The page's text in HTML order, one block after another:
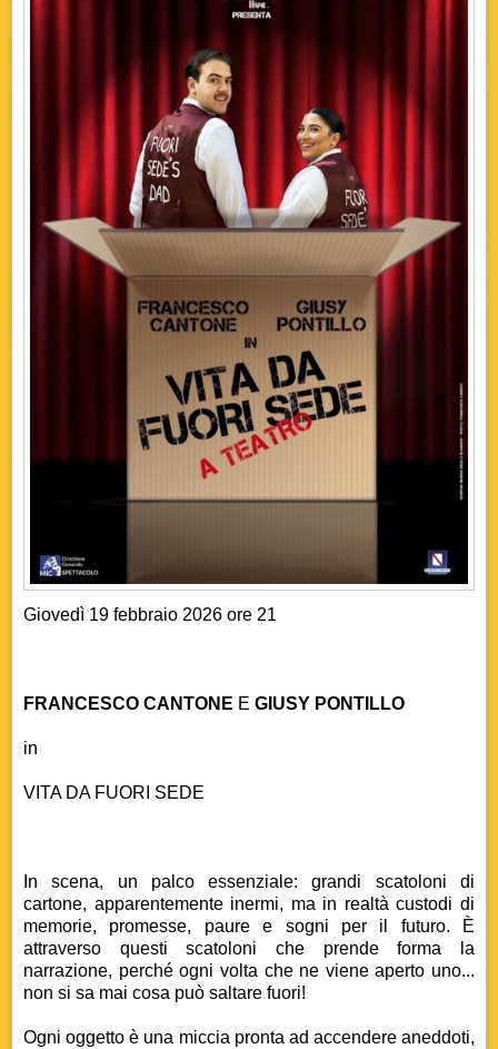
Giovedì 19 febbraio 2026 ore 21
FRANCESCO CANTONE E GIUSY PONTILLO
in
VITA DA FUORI SEDE
In scena, un palco essenziale: grandi scatoloni di
cartone, apparentemente inermi, ma in realtà custodi di
memorie, promesse, paure e sogni per il futuro. È
attraverso questi scatoloni che prende forma la
narrazione, perché ogni volta che ne viene aperto uno...
non si sa mai cosa può saltare fuori!
Ogni oggetto è una miccia pronta ad accendere aneddoti,